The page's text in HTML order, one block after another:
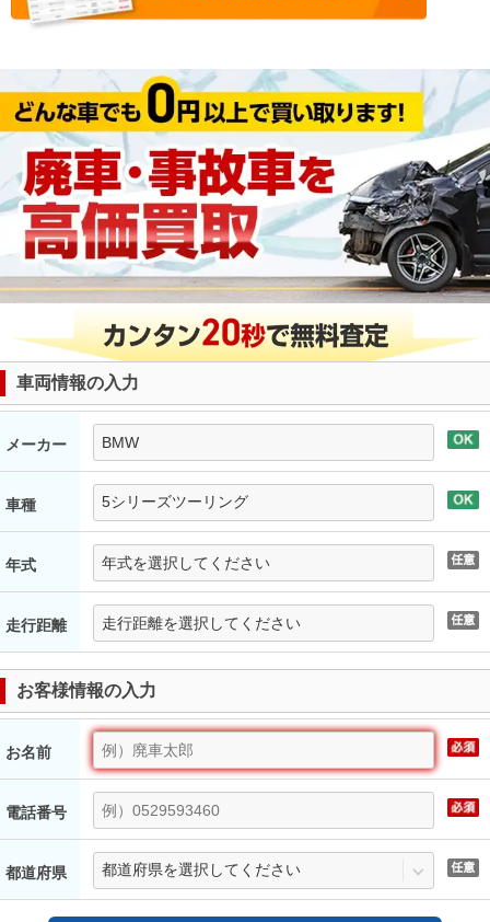
車両情報の入力
メーカー
車種
年式
走行距離
お客様情報の入力
お名前
電話番号
都道府県